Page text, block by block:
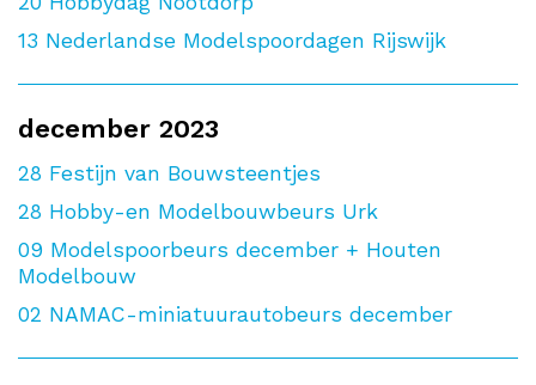
13 Nederlandse Modelspoordagen Rijswijk
december 2023
28 Festijn van Bouwsteentjes
28 Hobby-en Modelbouwbeurs Urk
09 Modelspoorbeurs december + Houten
Modelbouw
02 NAMAC-miniatuurautobeurs december